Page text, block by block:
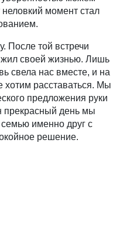
момент стал
После той встречи
своей жизнью. Лишь
свела нас вместе, и на
расставаться. Мы
предложения руки
прекрасный день мы
семью именно друг с
решение.